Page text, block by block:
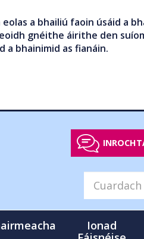
a bhailiú faoin úsáid a
gnéithe áirithe den
a bhainimid as fianáin.
Ionad